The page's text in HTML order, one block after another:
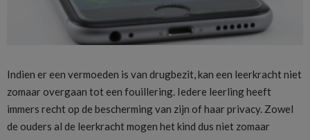
Indien er een vermoeden is van drugbezit, kan een leerkracht niet
zomaar overgaan tot een fouillering. Iedere leerling heeft
immers recht op de bescherming van zijn of haar privacy. Zowel
de ouders al de leerkracht mogen het kind dus niet zomaar